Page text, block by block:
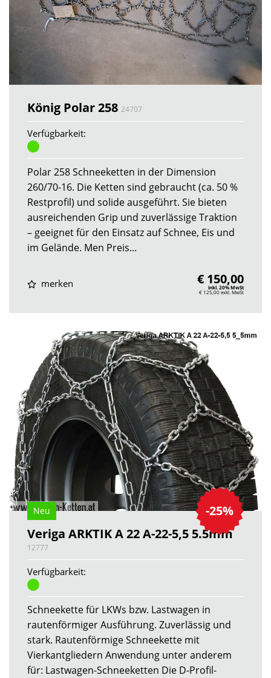
König Polar 258 24707
Verfügbarkeit:
Polar 258 Schneeketten in der Dimension
260/70-16. Die Ketten sind gebraucht (ca. 50 %
Restprofil) und solide ausgeführt. Sie bieten
ausreichenden Grip und zuverlässige Traktion
– geeignet für den Einsatz auf Schnee, Eis und
im Gelände. Men Preis...
merken € 150,00
inkl. 20% MwSt
€ 125,00exkl. MwSt
-25%
Neu
Veriga ARKTIK A 22 A-22-5,5 5.5mm
12777
Verfügbarkeit:
Schneekette für LKWs bzw. Lastwagen in
rautenförmiger Ausführung. Zuverlässig und
stark. Rautenförmige Schneekette mit
Vierkantgliedern Anwendung unter anderem
für: Lastwagen-Schneeketten Die D-Profil-